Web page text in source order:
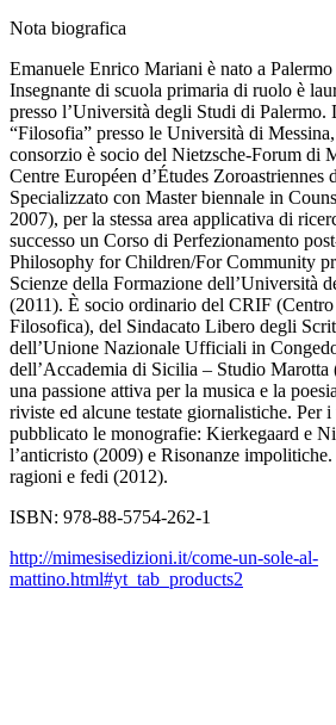
Nota biografica
Emanuele Enrico Mariani è nato a
Insegnante di scuola primaria di ruolo è
presso l’Università degli Studi di Palermo.
“Filosofia” presso le Università di
consorzio è socio del Nietzsche-Forum di
Centre Européen d’Études Zoroastriennes
Specializzato con Master biennale in
2007), per la stessa area applicativa di
successo un Corso di Perfezionamento
Philosophy for Children/For Community
Scienze della Formazione dell’Università
(2011). È socio ordinario del CRIF
Filosofica), del Sindacato Libero degli
dell’Unione Nazionale Ufficiali in
dell’Accademia di Sicilia – Studio
una passione attiva per la musica e la
riviste ed alcune testate giornalistiche. Per
pubblicato le monografie: Kierkegaard e
l’anticristo (2009) e Risonanze
ragioni e fedi (2012).
ISBN: 978-88-5754-262-1
http://mimesisedizioni.it/come-un-sole-al-
mattino.html#yt_tab_products2